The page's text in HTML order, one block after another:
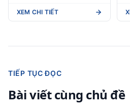
XEM CHI TIẾT
TIẾP TỤC ĐỌC
Bài viết cùng chủ đề